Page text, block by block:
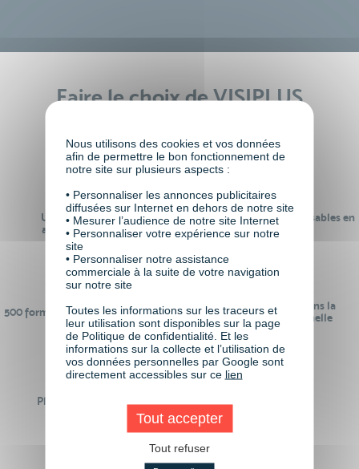
Faire le choix de VISIPLUS
Un réseau de 22 000
anciens participants
100% des formations réalisables en
digital learning
500 formations pour se préparer au
monde de demain
24 ans d'expérience dans la
formation professionnelle
Plus de 50 formations
Des intervenants
Nous utilisons des cookies et vos données
afin de permettre le bon fonctionnement de
notre site sur plusieurs aspects :
• Personnaliser les annonces publicitaires
diffusées sur Internet en dehors de notre site
• Mesurer l’audience de notre site Internet
• Personnaliser votre expérience sur notre
site
• Personnaliser notre assistance
commerciale à la suite de votre navigation
sur notre site
Toutes les informations sur les traceurs et
leur utilisation sont disponibles sur la page
de Politique de confidentialité. Et les
informations sur la collecte et l’utilisation de
vos données personnelles par Google sont
directement accessibles sur ce lien
Tout accepter
Tout refuser